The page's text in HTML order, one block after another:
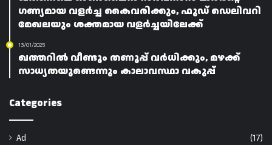
ഗണ്യമായ വളർച്ച കൈവരിക്കും, ഫുഡ് ഡെലിവറി
മേഖലയും ശക്തമായ വളർച്ചയിലേക്ക്
13/01/2025
ഖത്തറിൽ വീണ്ടും തണുപ്പ് വർധിക്കും, മഴക്ക്
സാധ്യതയുണ്ടെന്നും കാലാവസ്ഥാ വകുപ്പ്
Categories
Ad
(17)